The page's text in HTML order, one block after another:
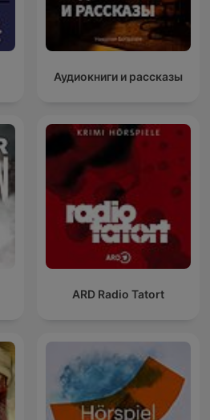
Аудиокниги и рассказы
ARD Radio Tatort